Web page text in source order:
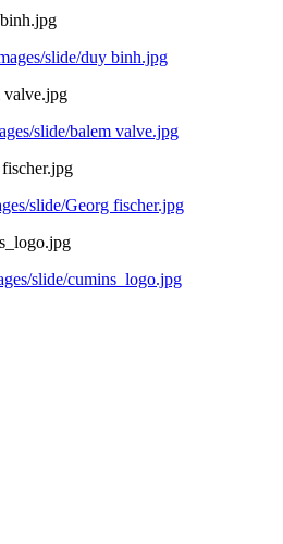
slide/duy binh.jpg
valve.jpg
slide/balem valve.jpg
slide/Georg fischer.jpg
slide/cumins_logo.jpg